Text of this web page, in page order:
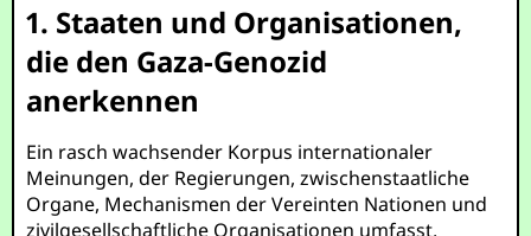
1. Staaten und Organisationen,
die den Gaza-Genozid
anerkennen
Ein rasch wachsender Korpus internationaler
Meinungen, der Regierungen, zwischenstaatliche
Organe, Mechanismen der Vereinten Nationen und
zivilgesellschaftliche Organisationen umfasst,